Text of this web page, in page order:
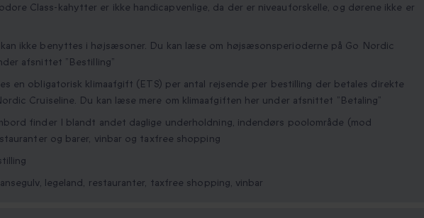
Class-kahytter er ikke handicapvenlige, da der er niveauforskelle, og dørene ikke er
ikke benyttes i højsæsoner. Du kan læse om højsæsonsperioderne på Go Nordic
afsnittet ”Bestilling”
en obligatorisk klimaafgift (ETS) per antal rejsende per bestilling der betales direkte
Cruiseline. Du kan læse mere om klimaafgiften her under afsnittet ”Betaling”
finder I blandt andet daglige underholdning, indendørs poolområde (mod
og barer, vinbar og taxfree shopping
legeland, restauranter, taxfree shopping, vinbar